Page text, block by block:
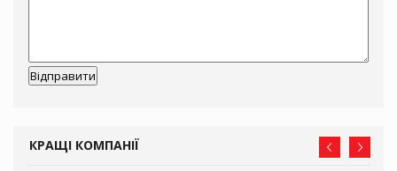
КРАЩІ КОМПАНІЇ